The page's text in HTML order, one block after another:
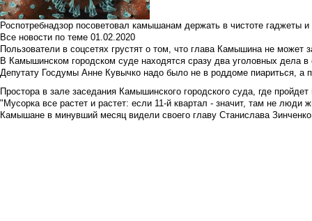
Роспотребнадзор посоветовал камышанам держать в чистоте гаджеты
Все новости по теме 01.02.2020
Пользователи в соцсетях грустят о том, что глава Камышина не может
В Камышинском городском суде находятся сразу два уголовных дела
Депутату Госдумы Анне Кувычко надо было не в роддоме пиариться, а
Простора в зале заседания Камышинского городского суда, где
"Мусорка все растет и растет: если 11-й квартал - значит, там не люди
Камышане в минувший месяц видели своего главу Станислава Зинченко